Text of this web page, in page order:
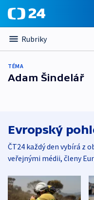
Rubriky
TÉMA
Adam Šindelář
Evropský
ČT24 každý den vybírá z
veřejnými médii, členy